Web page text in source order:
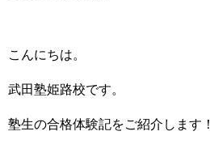
こんにちは。
武田塾姫路校です。
塾生の合格体験記をご紹介します！